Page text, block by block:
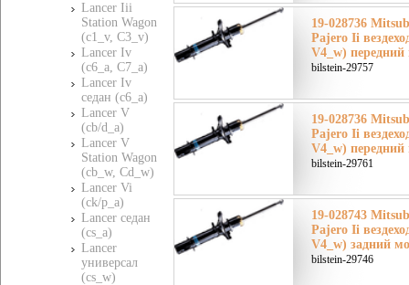
Lancer Iii
Station Wagon
(c1_v, C3_v)
Lancer Iv
(c6_a, C7_a)
Lancer Iv
седан (c6_a)
Lancer V
(cb/d_a)
Lancer V
Station Wagon
(cb_w, Cd_w)
Lancer Vi
(ck/p_a)
Lancer седан
(cs_a)
Lancer
универсал
(cs_w)
19-028736
Pajero Ii
V4_w) передний
bilstein-29757
19-028736
Pajero Ii
V4_w) передний
bilstein-29761
19-028743
Pajero Ii
V4_w) задний
bilstein-29746